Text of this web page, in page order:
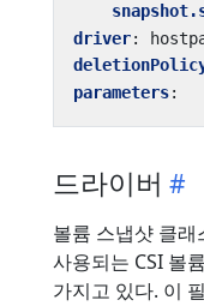
driver:
parameters:
드라이버
볼륨 스냅샷 클
사용되는 CSI 볼
가지고 있다. 이